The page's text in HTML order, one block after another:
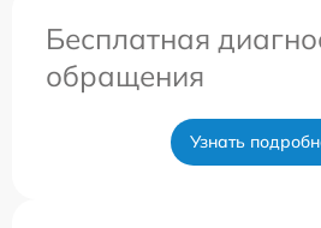
Бесплатная
обращения
Узнать